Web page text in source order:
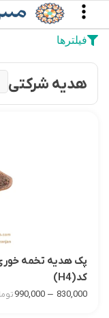
فیلترها
هدیه شرکتی
پک هدیه تخمه
کد(H4)
830,000
–
990,000